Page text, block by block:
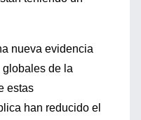
nueva evidencia
globales de la
estas
han reducido el